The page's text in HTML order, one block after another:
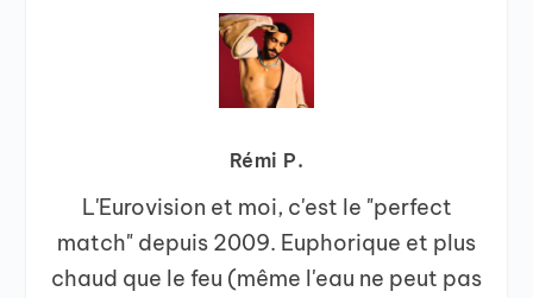
Rémi P.
L'Eurovision et moi, c'est le "perfect
match" depuis 2009. Euphorique et plus
chaud que le feu (même l'eau ne peut pas